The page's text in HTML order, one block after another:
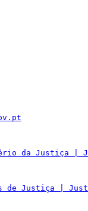
da Justiça |
de Justiça |